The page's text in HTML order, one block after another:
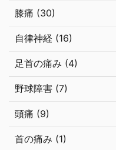
膝痛 (30)
自律神経 (16)
足首の痛み (4)
野球障害 (7)
頭痛 (9)
首の痛み (1)